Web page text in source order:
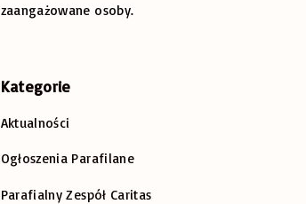
zaangażowane osoby.
Kategorie
Aktualności
Ogłoszenia Parafilane
Parafialny Zespół Caritas